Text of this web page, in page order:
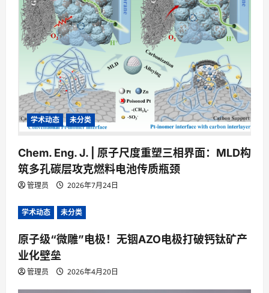
o
n
学术动态 未分类
Chem. Eng. J. | 原子尺度重塑三相界面：MLD构
筑多孔碳层攻克燃料电池传质瓶颈
管理员 2026年7月24日
学术动态 未分类
原子级“微雕”电极！无铟AZO电极打破钙钛矿产
业化壁垒
管理员 2026年4月20日